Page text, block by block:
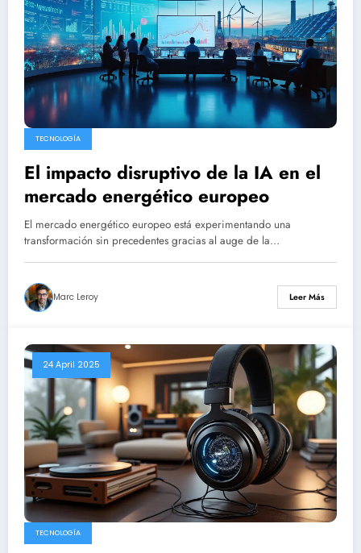
TECNOLOGÍA
El impacto disruptivo de la IA en el
mercado energético europeo
El mercado energético europeo está experimentando una
transformación sin precedentes gracias al auge de la…
Marc Leroy Leer Más
24 April 2025
TECNOLOGÍA